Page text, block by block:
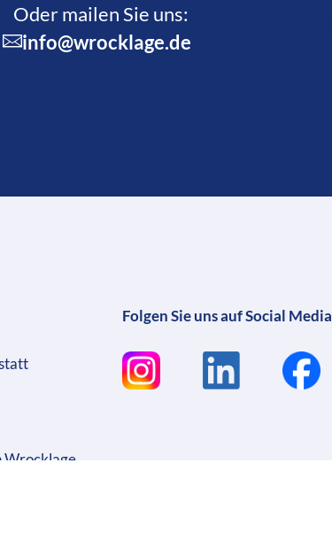
Oder mailen Sie uns:
info@wrocklage.de
Wrocklage
Folgen Sie uns auf Social Media